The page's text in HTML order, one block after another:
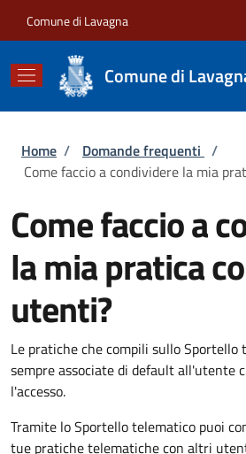
Comune di Lavagna
Comune di
Briciole di pane
Home / Domande frequenti /
Come faccio a condividere la mia
Come faccio a
la mia pratica
utenti?
Le pratiche che compili sullo Sportello
sempre associate di default all'utente
l'accesso.
Tramite lo Sportello telematico puoi
tue pratiche telematiche con altri